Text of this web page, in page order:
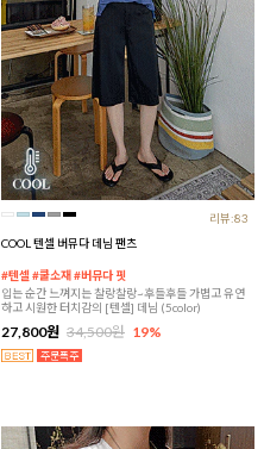
리뷰:83
COOL 텐셀 버뮤다 데님 팬츠
#텐셀 #쿨소재 #버뮤다 핏
입는 순간 느껴지는 찰랑찰랑~후들후들 가볍고 유연
하고 시원한 터치감의 [텐셀] 데님 (5color)
27,800원 34,500원 19%